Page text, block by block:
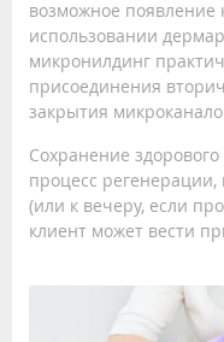
возможное
использовании
микронилдинг
присоединения
закрытия
Сохранение
процесс
(или к вечеру, если
клиент может вести